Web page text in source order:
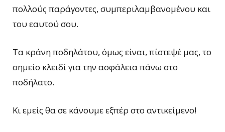
πολλούς παράγοντες, συμπεριλαμβανομένου και
του εαυτού σου.
Τα κράνη ποδηλάτου, όμως είναι, πίστεψέ μας, το
σημείο κλειδί για την ασφάλεια πάνω στο
ποδήλατο.
Κι εμείς θα σε κάνουμε εξπέρ στο αντικείμενο!